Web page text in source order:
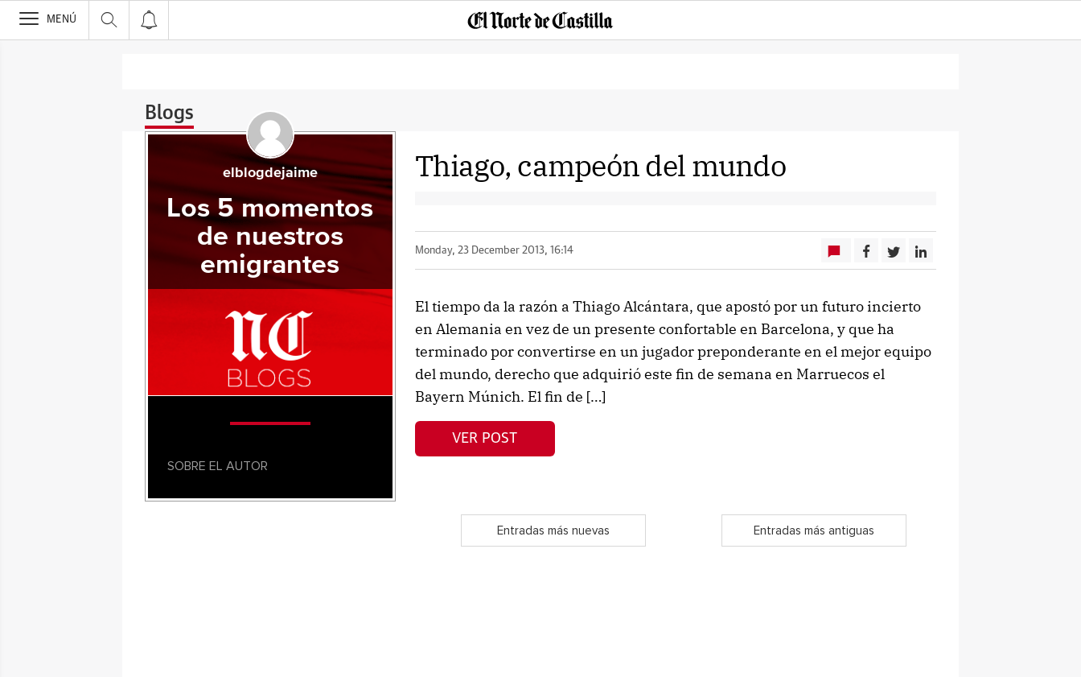
>
MENÚ
Blogs
Thiago, campeón del mundo
Monday, 23 December 2013, 16:14
El tiempo da la razón a Thiago Alcántara, que apostó por un futuro incierto
en Alemania en vez de un presente confortable en Barcelona, y que ha
terminado por convertirse en un jugador preponderante en el mejor equipo
del mundo, derecho que adquirió este fin de semana en Marruecos el
Bayern Múnich. El fin de […]
VER POST
Entradas más nuevas Entradas más antiguas
elblogdejaime
Los 5 momentos
de nuestros
emigrantes
SOBRE EL AUTOR